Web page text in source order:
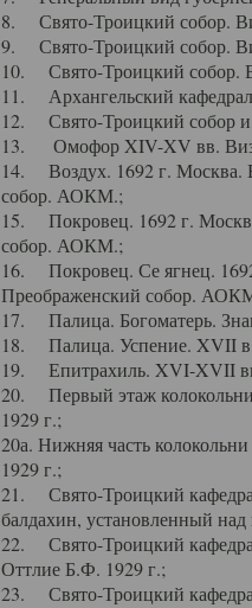
8. Свято-Троицкий собор.
9. Свято-Троицкий собор.
10. Свято-Троицкий собор.
11. Архангельский
12. Свято-Троицкий собор и
13. Омофор XIV-XV вв.
14. Воздух. 1692 г. Москва.
собор. АОКМ.;
15. Покровец. 1692 г.
собор. АОКМ.;
16. Покровец. Се ягнец.
Преображенский собор.
17. Палица. Богоматерь.
18. Палица. Успение. XVII в.
19. Епитрахиль. XVI-XVII
20. Первый этаж колокольни
1929 г.;
20а. Нижняя часть
1929 г.;
21. Свято-Троицкий
балдахин, установленный
22. Свято-Троицкий
Оттлие Б.Ф. 1929 г.;
23. Свято-Троицкий